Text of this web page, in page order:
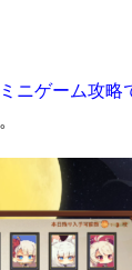
ミニゲーム攻略
。